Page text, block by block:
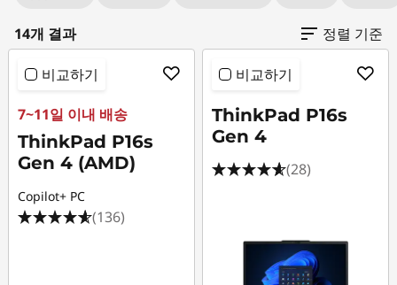
T
n
14개 결과 정렬 기준
비교하기
7~11일 이내 배송
ThinkPad P16s
Gen 4 (AMD)
Copilot+ PC
(136)
비교하기
ThinkPad P16s
Gen 4
(28)